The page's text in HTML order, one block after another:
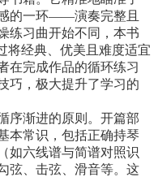
的一环——演奏完整且
练习曲开始不同，本书
将经典、优美且难度适宜
在完成作品的循环练习
巧，极大提升了学习的
序渐进的原则。开篇部
本常识，包括正确持琴
如六线谱与简谱对照识
弦、击弦、滑音等。这